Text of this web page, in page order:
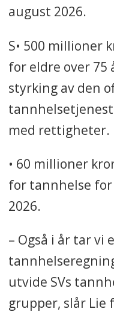
august 2026.
S• 500 millioner
for eldre over 75
styrking av den
med rettigheter.
• 60 millioner
for tannhelse
2026.
– Også i år tar vi
utvide SVs
grupper, slår Lie